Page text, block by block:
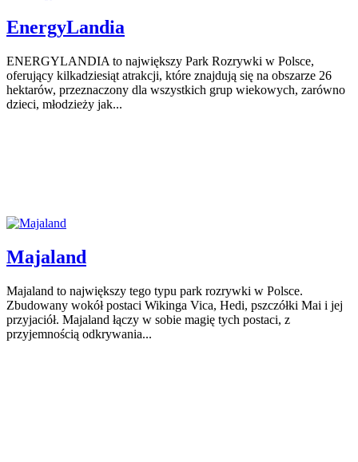
EnergyLandia
ENERGYLANDIA to największy Park Rozrywki w Polsce,
oferujący kilkadziesiąt atrakcji, które znajdują się na obszarze 26
hektarów, przeznaczony dla wszystkich grup wiekowych, zarówno
dzieci, młodzieży jak...
Majaland
Majaland to największy tego typu park rozrywki w Polsce.
Zbudowany wokół postaci Wikinga Vica, Hedi, pszczółki Mai i jej
przyjaciół. Majaland łączy w sobie magię tych postaci, z
przyjemnością odkrywania...